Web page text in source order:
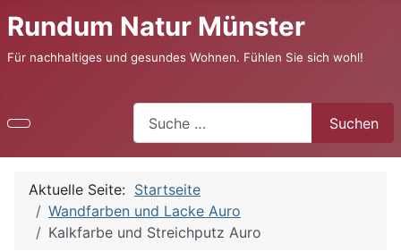
Rundum Natur Münster
Für nachhaltiges und gesundes Wohnen. Fühlen Sie sich wohl!
Suchen
Aktuelle Seite: Startseite
Wandfarben und Lacke Auro
Kalkfarbe und Streichputz Auro